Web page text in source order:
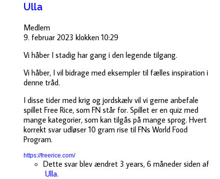
Ulla
Medlem
9. februar 2023 klokken 10:29
Vi håber I stadig har gang i den legende tilgang.
Vi håber, I vil bidrage med eksempler til fælles inspiration i
denne tråd.
I disse tider med krig og jordskælv vil vi gerne anbefale
spillet Free Rice, som FN står for. Spillet er en quiz med
mange kategorier, som kan tilgås på mange sprog. Hvert
korrekt svar udløser 10 gram rise til FNs World Food
Program.
https://freerice.com/
Dette svar blev ændret 3 years, 6 måneder siden af
Ulla.